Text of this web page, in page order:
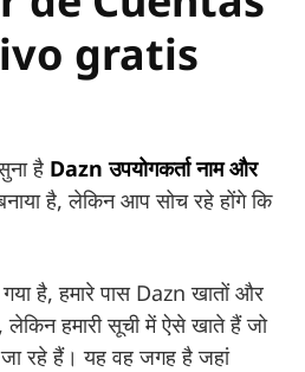
gratis
है Dazn उपयोगकर्ता नाम और
है, लेकिन आप सोच रहे होंगे कि
है, हमारे पास Dazn खातों और
लेकिन हमारी सूची में ऐसे खाते हैं जो
जा रहे हैं। यह वह जगह है जहां